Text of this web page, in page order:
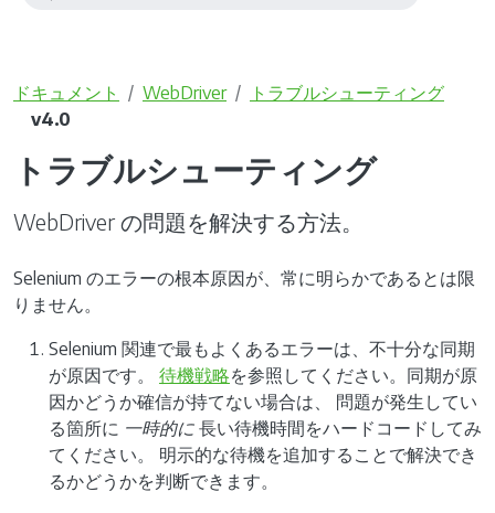
ドキュメント WebDriver
トラブルシューティング
v4.0
トラブルシューティング
WebDriver の問題を解決する方法。
Selenium のエラーの根本原因が、常に明らかであるとは限
りません。
Selenium 関連で最もよくあるエラーは、不十分な同期
が原因です。 待機戦略を参照してください。同期が原
因かどうか確信が持てない場合は、 問題が発生してい
る箇所に 一時的に 長い待機時間をハードコードしてみ
てください。 明示的な待機を追加することで解決でき
るかどうかを判断できます。